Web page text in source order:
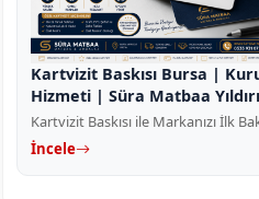
Kartvizit Baskısı Bursa |
Hizmeti | Süra Matbaa
Kartvizit Baskısı ile Markanızı İlk
İncele